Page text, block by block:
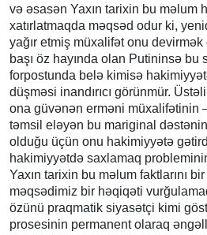
və əsasən Yaxın tarixin bu məlum
xatırlatmaqda məqsəd odur ki,
yağır etmiş müxalifət onu
başı öz hayında olan Putininsə bu
forpostunda belə kimisə
düşməsi inandırıcı görünmür.
ona güvənən erməni müxalifətinin –
təmsil eləyən bu mariginal
olduğu üçün onu hakimiyyətə
hakimiyyətdə saxlamaq
Yaxın tarixin bu məlum faktlarını
məqsədimiz bir həqiqəti
özünü praqmatik siyasətçi kimi
prosesinin permanent olaraq